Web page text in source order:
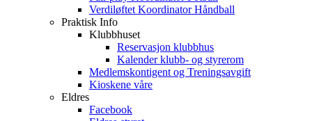
Verdiløftet Koordinator Håndball
Praktisk Info
Klubbhuset
Reservasjon klubbhus
Kalender klubb- og styrerom
Medlemskontigent og Treningsavgift
Kioskene våre
Eldres
Facebook